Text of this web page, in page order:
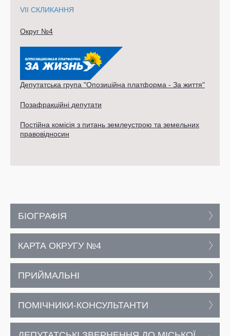
VII СКЛИКАННЯ
Округ №4
Депутатська група "Опозиційна платформа - За життя"
Позафракційні депутати
Постійна комісія з питань землеустрою та земельних
правовідносин
БІОГРАФІЯ
КАРТА ОКРУГУ №4
ПРИЙМАЛЬНІ
ПОМІЧНИКИ-КОНСУЛЬТАНТИ